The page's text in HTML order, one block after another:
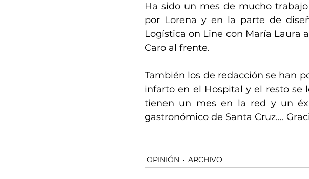
Ha sido un mes de mucho
por Lorena y en la parte de
Logística on Line con María Laura
Caro al frente.
También los de redacción se han
infarto en el Hospital y el resto se
tienen un mes en la red y un
gastronómico de Santa Cruz….
OPINIÓN ARCHIVO